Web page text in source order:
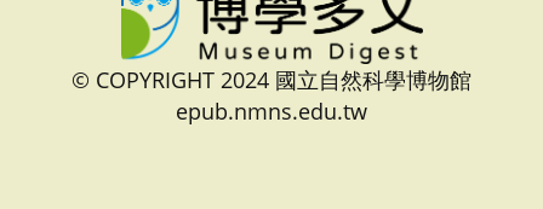
© COPYRIGHT 2024 國立自然科學博物館
epub.nmns.edu.tw